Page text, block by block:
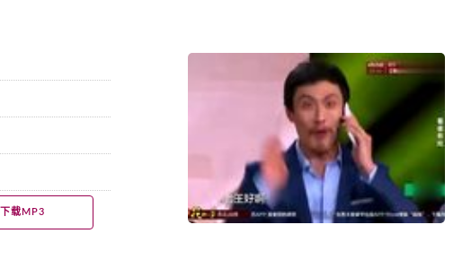
下载MP3